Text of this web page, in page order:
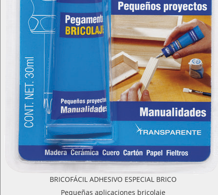
BRICOFÁCIL ADHESIVO ESPECIAL BRICO
Pequeñas aplicaciones bricolaje